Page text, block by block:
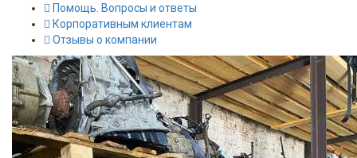
Помощь. Вопросы и ответы
Корпоративным клиентам
Отзывы о компании